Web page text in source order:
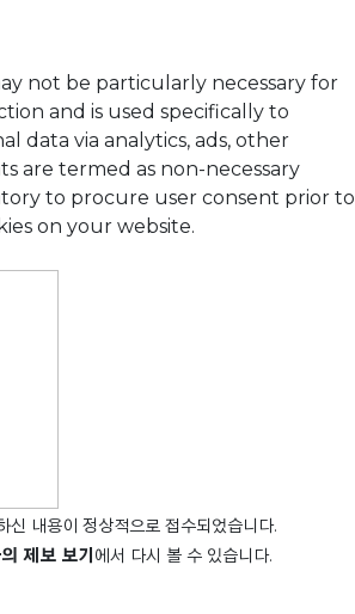
not be particularly necessary for
and is used specifically to
data via analytics, ads, other
are termed as non-necessary
to procure user consent prior to
on your website.
신 내용이 정상적으로 접수되었습니다.
제보 보기 에서 다시 볼 수 있습니다.